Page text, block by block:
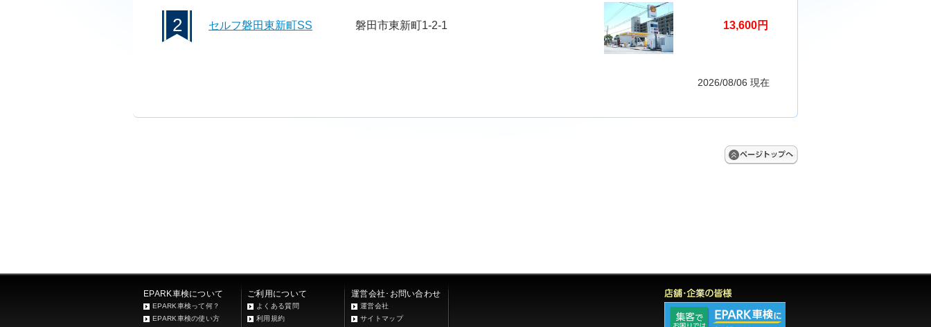
2 セルフ磐田東新町SS 磐田市東新町1-2-1 13,600円
2026/08/06 現在